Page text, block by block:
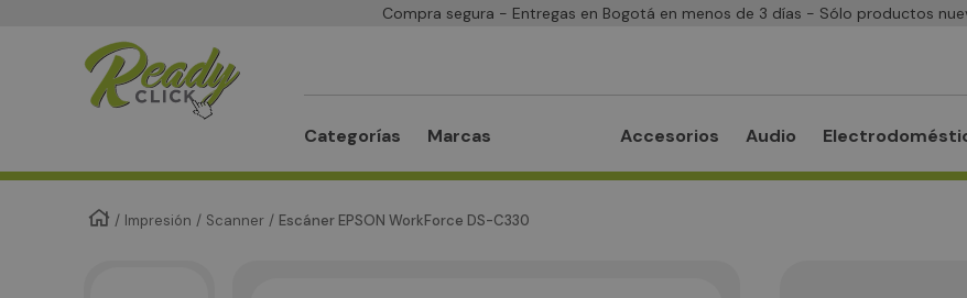
Compra segura - Entregas en Bogotá en menos de 3 días - Sólo productos
Categorías Marcas Accesorios Audio
Impresión Scanner Escáner EPSON WorkForce DS-C330